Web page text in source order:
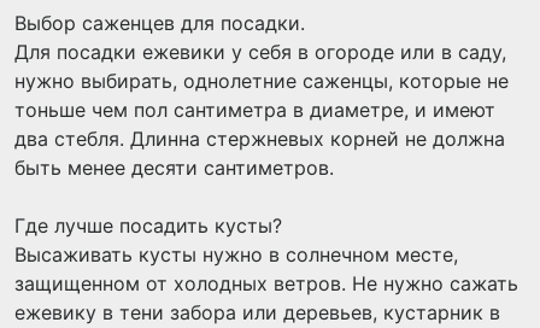
Выбор саженцев для посадки.
Для посадки ежевики у себя в огороде или в саду,
нужно выбирать, однолетние саженцы, которые не
тоньше чем пол сантиметра в диаметре, и имеют
два стебля. Длинна стержневых корней не должна
быть менее десяти сантиметров.
Где лучше посадить кусты?
Высаживать кусты нужно в солнечном месте,
защищенном от холодных ветров. Не нужно сажать
ежевику в тени забора или деревьев, кустарник в